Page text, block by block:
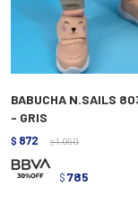
BABUCHA N.SAILS
- GRIS
$ 872 $ 1.090
$ 785